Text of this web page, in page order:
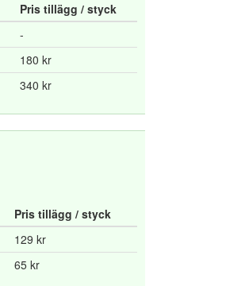
Pris tillägg / styck
-
180 kr
340 kr
Pris tillägg / styck
129 kr
65 kr